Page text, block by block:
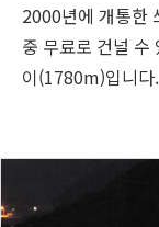
2000년에 개통한
중 무료로 건널 수
이(1780m)입니다.